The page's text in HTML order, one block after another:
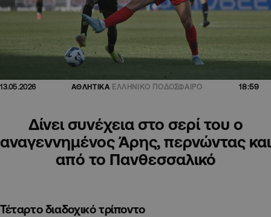
13.05.2026 ΑΘΛΗΤΙΚΑ ΕΛΛΗΝΙΚΟ ΠΟΔΟΣΦΑΙΡΟ 18:59
Δίνει συνέχεια στο σερί του ο
αναγεννημένος Άρης, περνώντας και
από το Πανθεσσαλικό
Τέταρτο διαδοχικό τρίποντο